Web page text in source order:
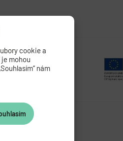
cookie a
mohou
nám